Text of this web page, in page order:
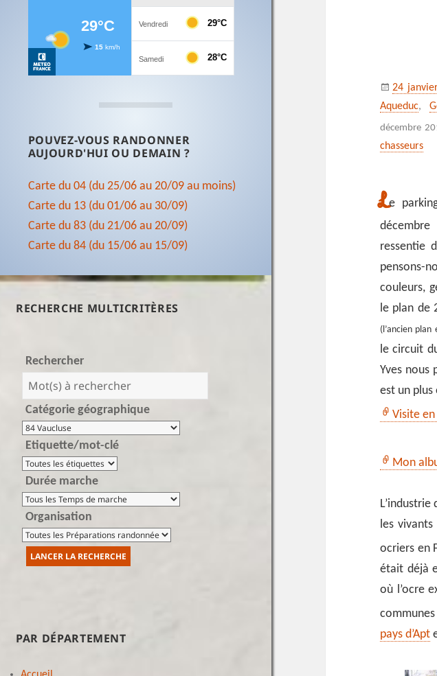
POUVEZ-VOUS RANDONNER
AUJOURD'HUI OU DEMAIN ?
Carte du 04 (du 25/06 au 20/09 au moins)
Carte du 13 (du 01/06 au 30/09)
Carte du 83 (du 21/06 au 20/09)
Carte du 84 (du 15/06 au 15/09)
RECHERCHE MULTICRITÈRES
Rechercher
Catégorie géographique
Etiquette/mot-clé
Durée marche
Organisation
PAR DÉPARTEMENT
Publié
le
24
Aqueduc,
décembre
chasseurs
Le
ressentie
pensons-
couleurs,
le plan de
(l’ancien plan
le circuit
Yves nous
est un plus
Visite
Mon
L’industrie
les
ocriers en
était déjà
où l’ocre
pays d’Apt